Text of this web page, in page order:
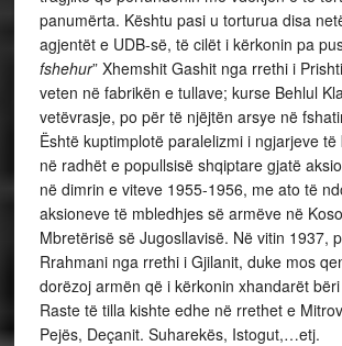
panumërta. Kështu pasi u torturua disa
agjentët e UDB-së, të cilët i kërkonin pa
fshehur” Xhemshit Gashit nga rrethi i
veten në fabrikën e tullave; kurse Behlul
vetëvrasje, po për të njëjtën arsye në
Është kuptimplotë paralelizmi i ngjarjeve
në radhët e popullsisë shqiptare gjatë
në dimrin e viteve 1955-1956, me ato të
aksioneve të mbledhjes së armëve në
Mbretërisë së Jugosllavisë. Në vitin 1937,
Rrahmani nga rrethi i Gjilanit, duke mos
dorëzoj armën që i kërkonin xhandarët
Raste të tilla kishte edhe në rrethet e
Pejës, Deçanit. Suharekës, Istogut,…etj.